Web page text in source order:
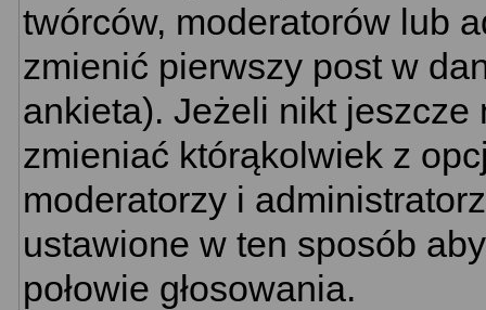
twórców, moderatorów lub
zmienić pierwszy post w
ankieta). Jeżeli nikt jeszcze
zmieniać którąkolwiek z
moderatorzy i
ustawione w ten sposób
połowie głosowania.